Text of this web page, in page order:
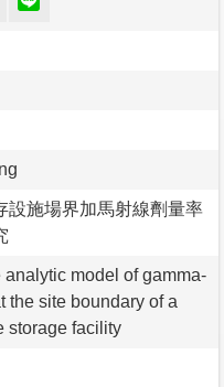
設施場界加馬射線劑量率
analytic model of gamma-
the site boundary of a
storage facility